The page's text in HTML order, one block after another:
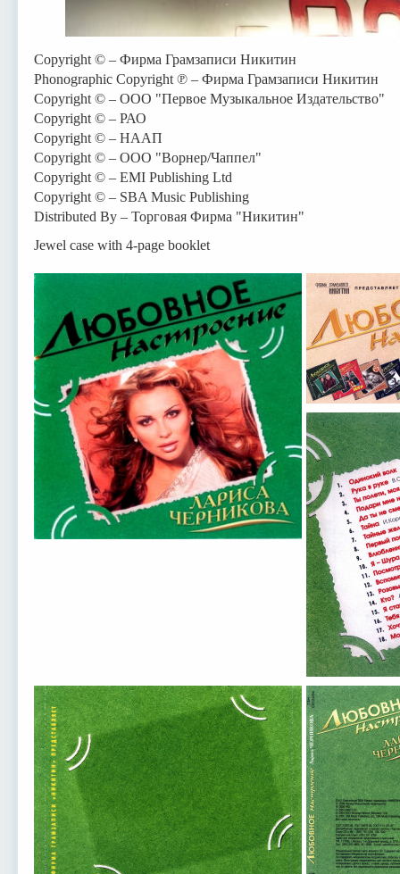
Copyright © – Фирма Грамзаписи Никитин
Phonographic Copyright ℗ – Фирма Грамзаписи Никитин
Copyright © – ООО "Первое Музыкальное Издательство"
Copyright © – РАО
Copyright © – НААП
Copyright © – ООО "Ворнер/Чаппел"
Copyright © – EMI Publishing Ltd
Copyright © – SBA Music Publishing
Distributed By – Торговая Фирма "Никитин"
Jewel case with 4-page booklet